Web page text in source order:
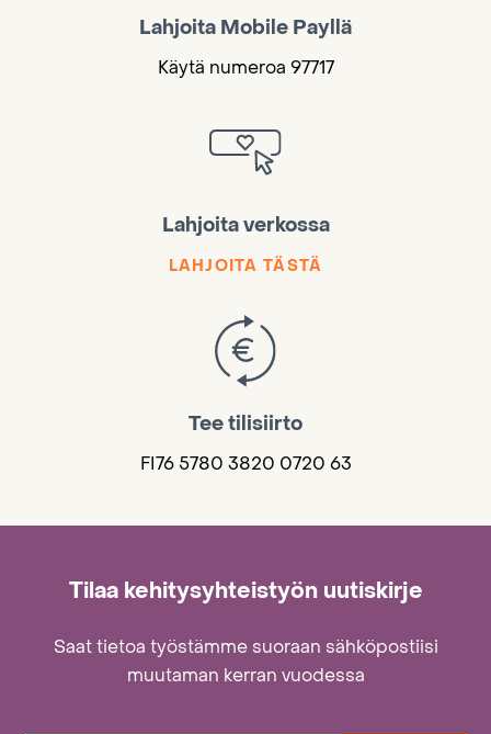
Lahjoita Mobile Payllä
Käytä numeroa 97717
Lahjoita verkossa
LAHJOITA TÄSTÄ
Tee tilisiirto
FI76 5780 3820 0720 63
Tilaa kehitysyhteistyön uutiskirje
Saat tietoa työstämme suoraan sähköpostiisi
muutaman kerran vuodessa